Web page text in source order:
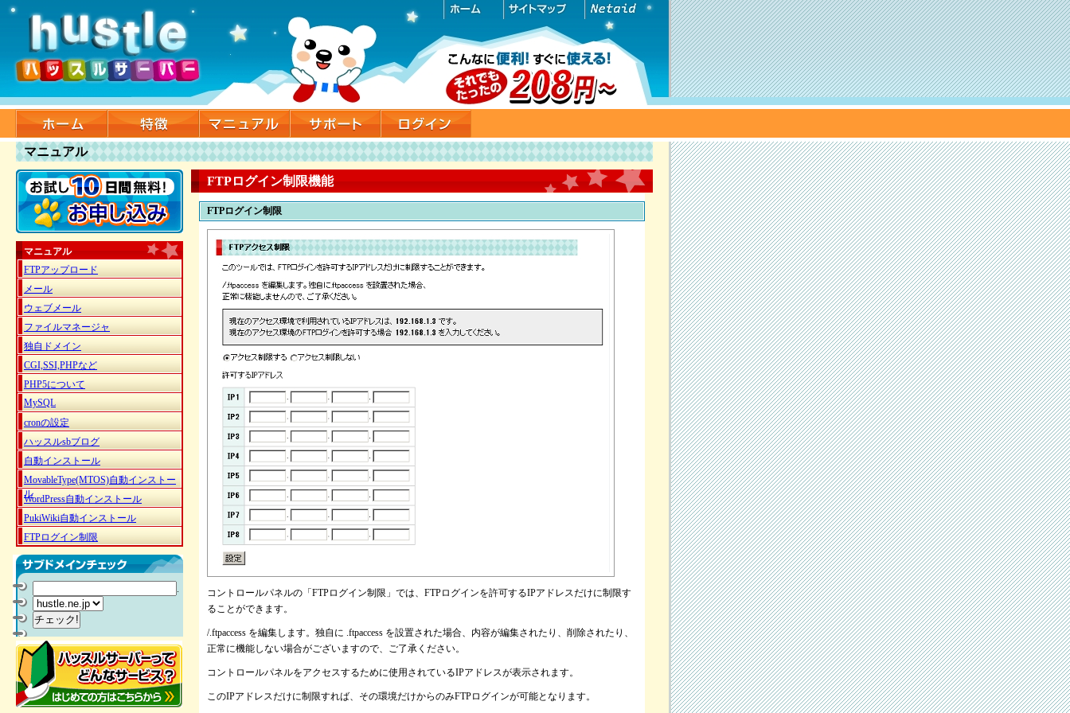
マニュアル
マニュアル
FTPアップロード
メール
ウェブメール
ファイルマネージャ
独自ドメイン
CGI,SSI,PHPなど
PHP5について
MySQL
cronの設定
ハッスルsbブログ
自動インストール
MovableType(MTOS)自動インストー
ル
WordPress自動インストール
PukiWiki自動インストール
FTPログイン制限
.
FTPログイン制限機能
FTPログイン制限
コントロールパネルの「FTPログイン制限」では、FTPログインを許可するIPアドレスだけに制限す
ることができます。
/.ftpaccess を編集します。独自に .ftpaccess を設置された場合、内容が編集されたり、削除されたり、
正常に機能しない場合がございますので、ご了承ください。
コントロールパネルをアクセスするために使用されているIPアドレスが表示されます。
このIPアドレスだけに制限すれば、その環境だけからのみFTPログインが可能となります。